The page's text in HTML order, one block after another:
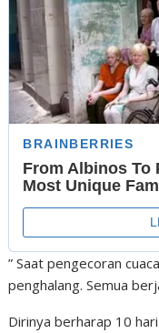
” Saat pengecoran
penghalang. Semua
Dirinya berharap 10